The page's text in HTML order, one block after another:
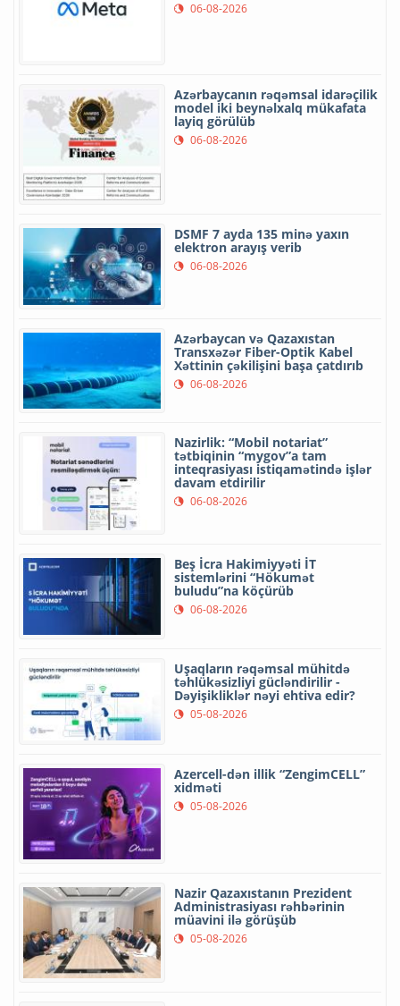
06-08-2026
Azərbaycanın rəqəmsal idarəçilik
model iki beynəlxalq mükafata
layiq görülüb
06-08-2026
DSMF 7 ayda 135 minə yaxın
elektron arayış verib
06-08-2026
Azərbaycan və Qazaxıstan
Transxəzər Fiber-Optik Kabel
Xəttinin çəkilişini başa çatdırıb
06-08-2026
Nazirlik: “Mobil notariat”
tətbiqinin “mygov”a tam
inteqrasiyası istiqamətində işlər
davam etdirilir
06-08-2026
Beş İcra Hakimiyyəti İT
sistemlərini “Hökumət
buludu”na köçürüb
06-08-2026
Uşaqların rəqəmsal mühitdə
təhlükəsizliyi gücləndirilir -
Dəyişikliklər nəyi ehtiva edir?
05-08-2026
Azercell-dən illik “ZengimCELL”
xidməti
05-08-2026
Nazir Qazaxıstanın Prezident
Administrasiyası rəhbərinin
müavini ilə görüşüb
05-08-2026